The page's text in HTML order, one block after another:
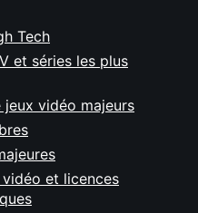
Tech
et séries les plus
vidéo majeurs
et licences